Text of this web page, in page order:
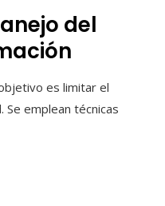
del
es limitar el
Se emplean técnicas